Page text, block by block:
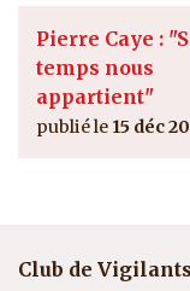
Pierre Caye :
temps nous
appartient"
15 déc
Club de Vigilants